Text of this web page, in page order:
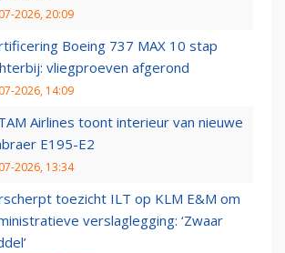
2026, 20:09
Boeing 737 MAX 10 stap
vliegproeven afgerond
2026, 14:09
Airlines toont interieur van nieuwe
E195-E2
2026, 13:34
toezicht ILT op KLM E&M om
verslaglegging: ‘Zwaar